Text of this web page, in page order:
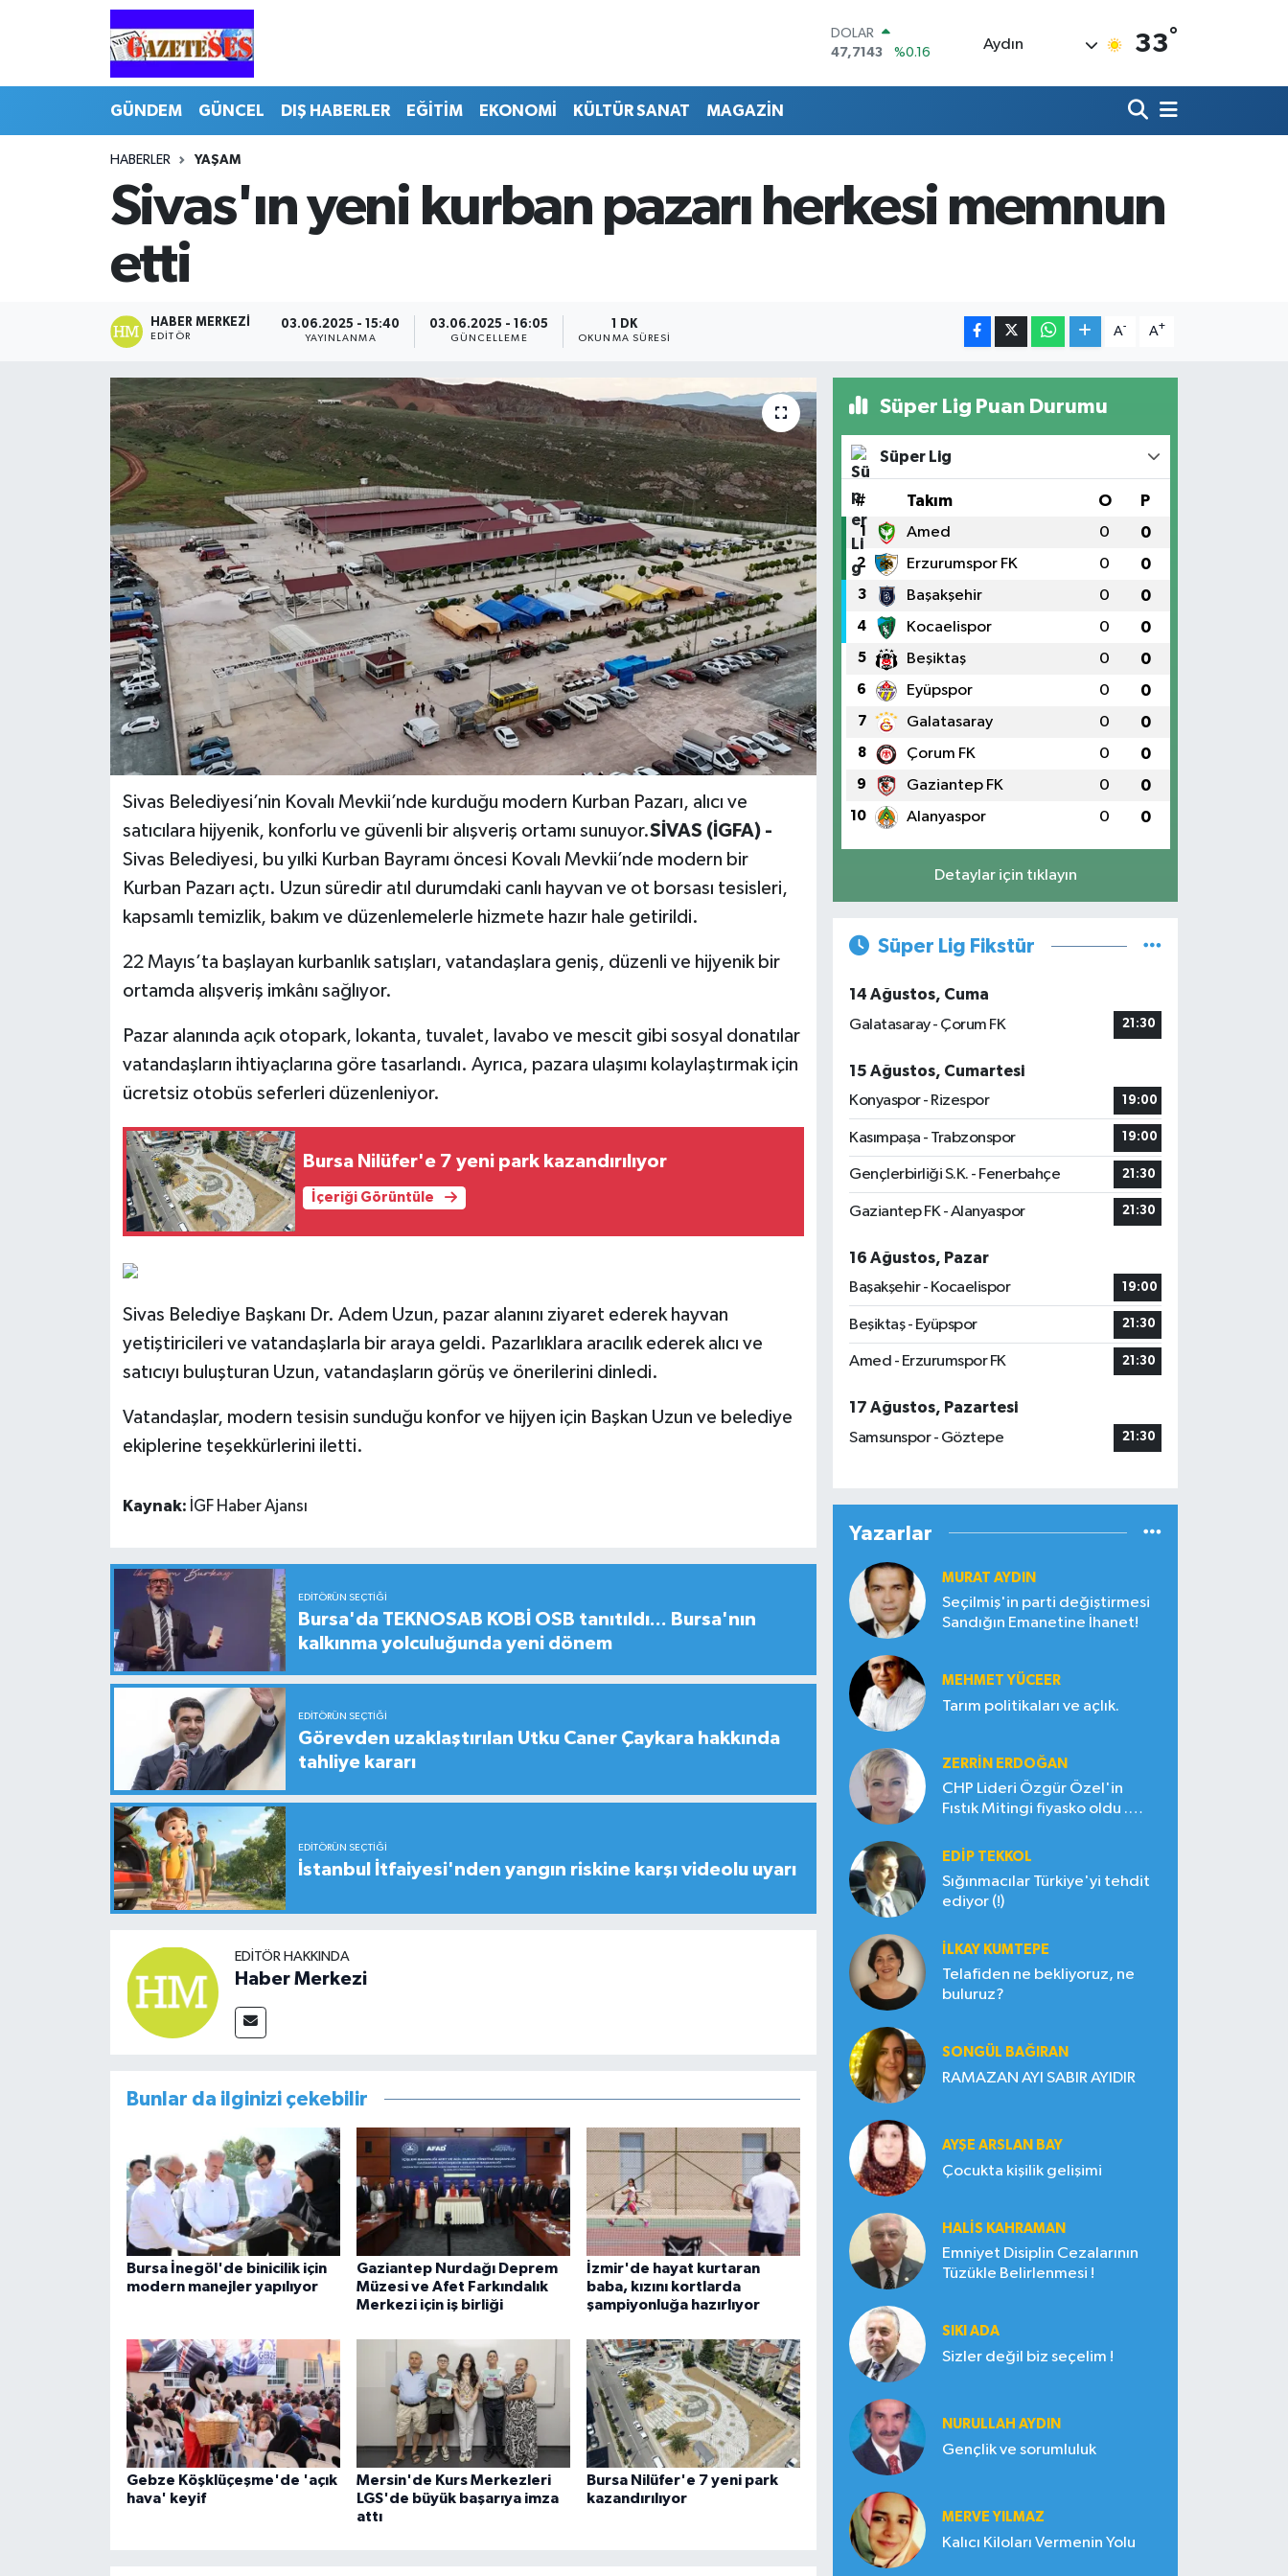
DOLAR
47,7143
%0.16
BİST100
13.887
%64
BITCOIN
Aydın 33°
GÜNDEM GÜNCEL DIŞ HABERLER EĞİTİM EKONOMİ KÜLTÜR SANAT MAGAZİN
HABERLER YAŞAM
Sivas'ın yeni kurban pazarı herkesi memnun
etti
HABER MERKEZI
EDITÖR
03.06.2025 - 15:40
YAYINLANMA
03.06.2025 - 16:05
GÜNCELLEME
1 DK
OKUNMA SÜRESI
A- A+
Sivas Belediyesi’nin Kovalı Mevkii’nde kurduğu modern Kurban Pazarı, alıcı ve
satıcılara hijyenik, konforlu ve güvenli bir alışveriş ortamı sunuyor.SİVAS (İGFA) -
Sivas Belediyesi, bu yılki Kurban Bayramı öncesi Kovalı Mevkii’nde modern bir
Kurban Pazarı açtı. Uzun süredir atıl durumdaki canlı hayvan ve ot borsası tesisleri,
kapsamlı temizlik, bakım ve düzenlemelerle hizmete hazır hale getirildi.
22 Mayıs’ta başlayan kurbanlık satışları, vatandaşlara geniş, düzenli ve hijyenik bir
ortamda alışveriş imkânı sağlıyor.
Pazar alanında açık otopark, lokanta, tuvalet, lavabo ve mescit gibi sosyal donatılar
vatandaşların ihtiyaçlarına göre tasarlandı. Ayrıca, pazara ulaşımı kolaylaştırmak için
ücretsiz otobüs seferleri düzenleniyor.
Bursa Nilüfer'e 7 yeni park kazandırılıyor
İçeriği Görüntüle
Sivas Belediye Başkanı Dr. Adem Uzun, pazar alanını ziyaret ederek hayvan
yetiştiricileri ve vatandaşlarla bir araya geldi. Pazarlıklara aracılık ederek alıcı ve
satıcıyı buluşturan Uzun, vatandaşların görüş ve önerilerini dinledi.
Vatandaşlar, modern tesisin sunduğu konfor ve hijyen için Başkan Uzun ve belediye
ekiplerine teşekkürlerini iletti.
Kaynak: İGF Haber Ajansı
EDITÖRÜN SEÇTIĞI
Bursa'da TEKNOSAB KOBİ OSB tanıtıldı... Bursa'nın
kalkınma yolculuğunda yeni dönem
EDITÖRÜN SEÇTIĞI
Görevden uzaklaştırılan Utku Caner Çaykara hakkında
tahliye kararı
EDITÖRÜN SEÇTIĞI
İstanbul İtfaiyesi'nden yangın riskine karşı videolu uyarı
EDITÖR HAKKINDA
Haber Merkezi
Bunlar da ilginizi çekebilir
Bursa İnegöl'de binicilik için
modern manejler yapılıyor
Gaziantep Nurdağı Deprem
Müzesi ve Afet Farkındalık
Merkezi için iş birliği
İzmir'de hayat kurtaran
baba, kızını kortlarda
şampiyonluğa hazırlıyor
Gebze Köşklüçeşme'de 'açık
hava' keyif
Mersin'de Kurs Merkezleri
LGS'de büyük başarıya imza
attı
Bursa Nilüfer'e 7 yeni park
kazandırılıyor
Süper Lig Puan Durumu
Süper Lig
# Takım O P
1 Amed 0 0
2 Erzurumspor FK 0 0
3 Başakşehir 0 0
4 Kocaelispor 0 0
5 Beşiktaş 0 0
6 Eyüpspor 0 0
7 Galatasaray 0 0
8 Çorum FK 0 0
9 Gaziantep FK 0 0
10 Alanyaspor 0 0
Detaylar için tıklayın
Süper Lig Fikstür
14 Ağustos, Cuma
Galatasaray - Çorum FK
21:30
15 Ağustos, Cumartesi
Konyaspor - Rizespor
19:00
Kasımpaşa - Trabzonspor 19:00
Gençlerbirliği S.K. - Fenerbahçe 21:30
Gaziantep FK - Alanyaspor 21:30
16 Ağustos, Pazar
Başakşehir - Kocaelispor
19:00
Beşiktaş - Eyüpspor 21:30
Amed - Erzurumspor FK 21:30
17 Ağustos, Pazartesi
Samsunspor - Göztepe
21:30
Yazarlar
MURAT AYDIN
Seçilmiş'in parti değiştirmesi
Sandığın Emanetine İhanet!
MEHMET YÜCEER
Tarım politikaları ve açlık.
ZERRIN ERDOĞAN
CHP Lideri Özgür Özel'in
Fıstık Mitingi fiyasko oldu .
EDIP TEKKOL
Sığınmacılar Türkiye'yi tehdit
ediyor (!)
İLKAY KUMTEPE
Telafiden ne bekliyoruz, ne
buluruz?
SONGÜL BAĞIRAN
RAMAZAN AYI SABIR AYIDIR
AYŞE ARSLAN BAY
Çocukta kişilik gelişimi
HALIS KAHRAMAN
Emniyet Disiplin Cezalarının
Tüzükle Belirlenmesi !
SIKI ADA
Sizler değil biz seçelim !
NURULLAH AYDIN
Gençlik ve sorumluluk
MERVE YILMAZ
Kalıcı Kiloları Vermenin Yolu